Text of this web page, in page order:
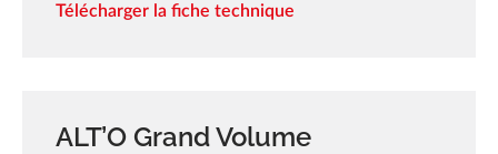
Télécharger la fiche technique
ALT’O Grand Volume